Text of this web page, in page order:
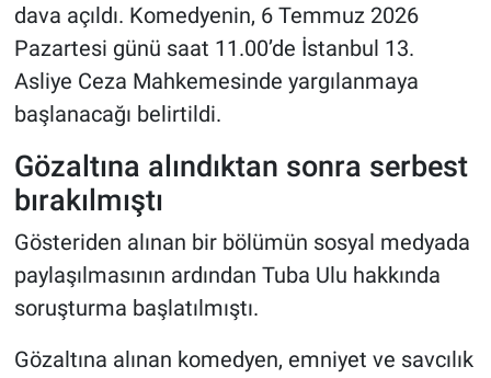
dava açıldı. Komedyenin, 6 Temmuz 2026
Pazartesi günü saat 11.00’de İstanbul 13.
Asliye Ceza Mahkemesinde yargılanmaya
başlanacağı belirtildi.
Gözaltına alındıktan sonra serbest
bırakılmıştı
Gösteriden alınan bir bölümün sosyal medyada
paylaşılmasının ardından Tuba Ulu hakkında
soruşturma başlatılmıştı.
Gözaltına alınan komedyen, emniyet ve savcılık